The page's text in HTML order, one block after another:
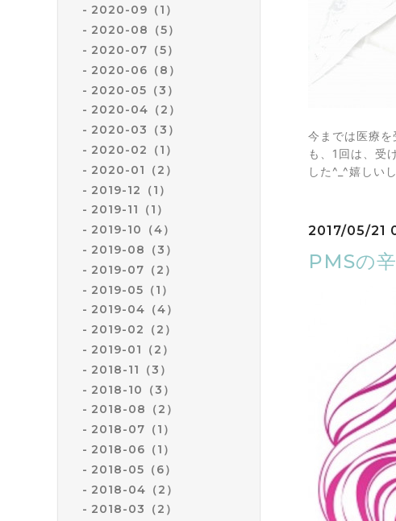
2020-09（1）
2020-08（5）
2020-07（5）
2020-06（8）
2020-05（3）
2020-04（2）
2020-03（3）
2020-02（1）
2020-01（2）
2019-12（1）
2019-11（1）
2019-10（4）
2019-08（3）
2019-07（2）
2019-05（1）
2019-04（4）
2019-02（2）
2019-01（2）
2018-11（3）
2018-10（3）
2018-08（2）
2018-07（1）
2018-06（1）
2018-05（6）
2018-04（2）
2018-03（2）
今までは医療
も、1回は、受
した^_^嬉しい
2017/05/21
PMSの